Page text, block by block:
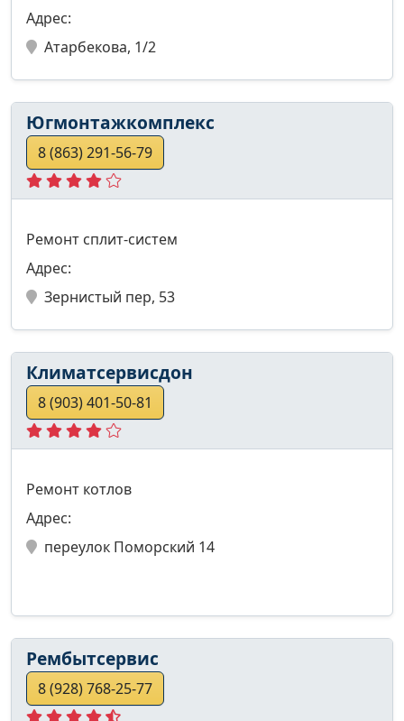
Адрес:
Атарбекова, 1/2
Югмонтажкомплекс
8 (863) 291-56-79
Ремонт сплит-систем
Адрес:
Зернистый пер, 53
Климатсервисдон
8 (903) 401-50-81
Ремонт котлов
Адрес:
переулок Поморский 14
Рембытсервис
8 (928) 768-25-77